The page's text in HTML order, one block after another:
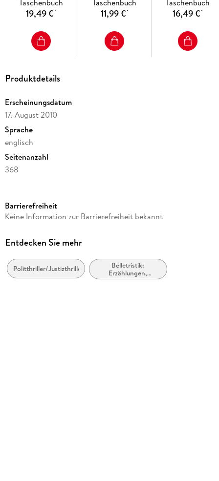
Taschenbuch
19,49 €*
Taschenbuch
11,99 €*
Taschenbuch
16,49 €*
Produktdetails
Erscheinungsdatum
17. August 2010
Sprache
englisch
Seitenanzahl
368
Autor/Autorin
Verlag/Hersteller
Produktart
kartoniert
Barrierefreiheit
Keine Information zur Barrierefreiheit bekannt
Entdecken Sie mehr
Politthriller/Justizthriller
Belletristik:
Erzählungen,
Kurzgeschichten,